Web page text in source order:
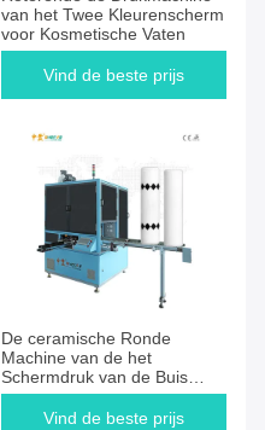
van het Twee Kleurenscherm
voor Kosmetische Vaten
Vind de beste prijs
De ceramische Ronde
Machine van de het
Schermdruk van de Buis
Enige Kleur Automatische
leidde het Genezen
Vind de beste prijs